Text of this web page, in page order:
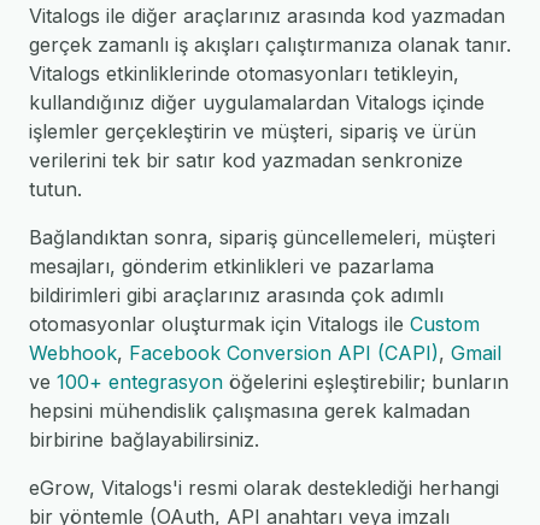
Vitalogs ile diğer araçlarınız arasında kod yazmadan
gerçek zamanlı iş akışları çalıştırmanıza olanak tanır.
Vitalogs etkinliklerinde otomasyonları tetikleyin,
kullandığınız diğer uygulamalardan Vitalogs içinde
işlemler gerçekleştirin ve müşteri, sipariş ve ürün
verilerini tek bir satır kod yazmadan senkronize
tutun.
Bağlandıktan sonra, sipariş güncellemeleri, müşteri
mesajları, gönderim etkinlikleri ve pazarlama
bildirimleri gibi araçlarınız arasında çok adımlı
otomasyonlar oluşturmak için Vitalogs ile Custom
Webhook, Facebook Conversion API (CAPI), Gmail
ve 100+ entegrasyon öğelerini eşleştirebilir; bunların
hepsini mühendislik çalışmasına gerek kalmadan
birbirine bağlayabilirsiniz.
eGrow, Vitalogs'i resmi olarak desteklediği herhangi
bir yöntemle (OAuth, API anahtarı veya imzalı